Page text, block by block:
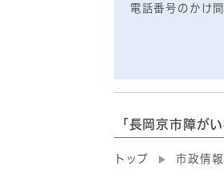
電話番号のかけ
「長岡京市障が
トップ 市政情報